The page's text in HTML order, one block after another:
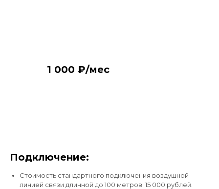
1 000 ₽/мес
Подключение:
Стоимость стандартного подключения воздушной
линией связи длинной до 100 метров: 15 000 рублей.